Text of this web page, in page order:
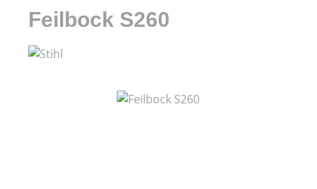
Feilbock S260
Bildergalerie überspringen